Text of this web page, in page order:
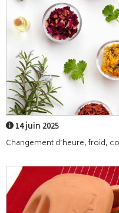
14 juin 2025
Changement d’heure, froid,